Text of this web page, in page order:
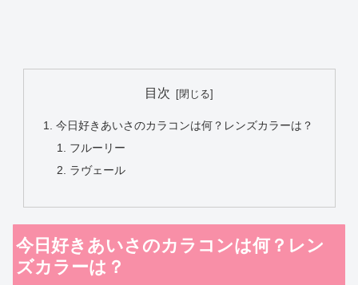
目次
今日好きあいさのカラコンは何？レンズカラーは？
フルーリー
ラヴェール
今日好きあいさのカラコンは何？レン
ズカラーは？